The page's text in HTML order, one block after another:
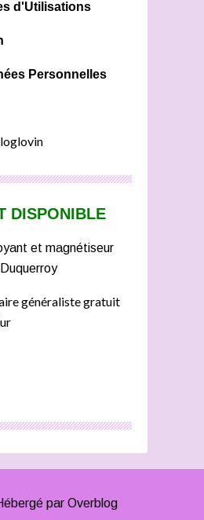
DISPONIBLE
généraliste gratuit
d'Utilisations
Personnelles
par Overblog